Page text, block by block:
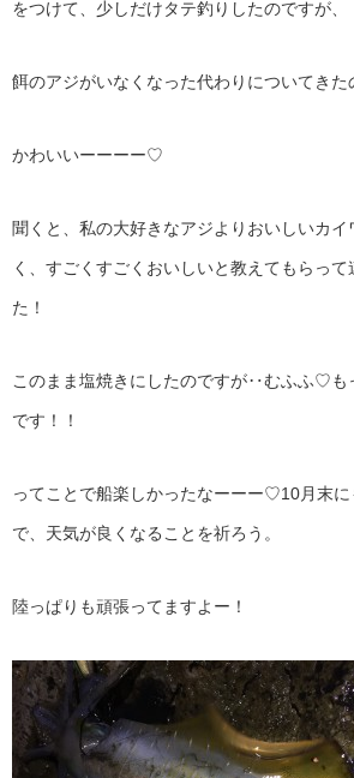
をつけて、少しだけタテ釣りしたのですが、
餌のアジがいなくなった代わりについてきた
かわいいーーーー♡
聞くと、私の大好きなアジよりおいしいカ
く、すごくすごくおいしいと教えてもらって
た！
このまま塩焼きにしたのですが‥むふふ♡も
です！！
ってことで船楽しかったなーーー♡10月末
で、天気が良くなることを祈ろう。
陸っぱりも頑張ってますよー！